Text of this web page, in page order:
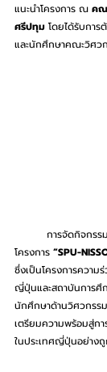
แนะนำโครงการ ณ คณ
ศรีปทุม โดยได้รับกา
และนักศึกษาคณะวิศว
โครงการ “SPU-
ซึ่งเป็นโครงการความ
ญี่ปุ่นและสถาบันการศึ
นักศึกษาด้านวิศวกร
เตรียมความพร้อมสู่ก
ในประเทศญี่ปุ่นอย่าง